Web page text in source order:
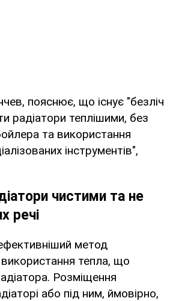
пояснює, що існує "безліч
радіатори теплішими, без
та використання
інструментів",
чистими та не
речі
метод
тепла, що
Розміщення
або під ним, ймовірно,